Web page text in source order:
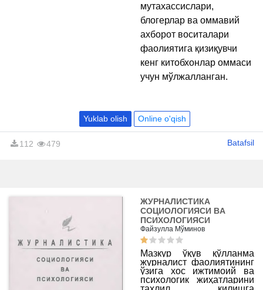
мутахассислари,
блогерлар ва оммавий
ахборот воситалари
фаолиятига қизиқувчи
кенг китобхонлар оммаси
учун мўлжалланган.
Yuklab olish Online o'qish
112 479 Batafsil
ЖУРНАЛИСТИКА
СОЦИОЛОГИЯСИ ВA
ПСИХОЛОГИЯСИ
Файзулла Мўминов
Мазкур ўқув қўлланма
журналист фаолиятининг
ўзига хос ижтимоий ва
психологик жиҳатларини